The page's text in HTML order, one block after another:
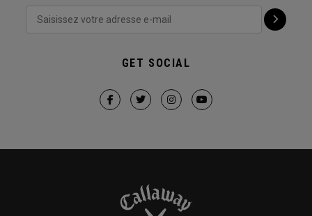
GET SOCIAL